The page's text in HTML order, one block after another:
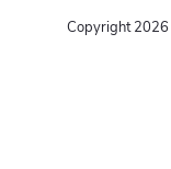
Copyright 2026